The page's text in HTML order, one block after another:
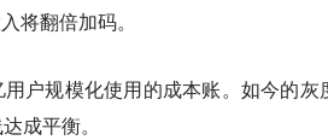
将翻倍加码。
户规模化使用的成本账。如今的灰
成平衡。